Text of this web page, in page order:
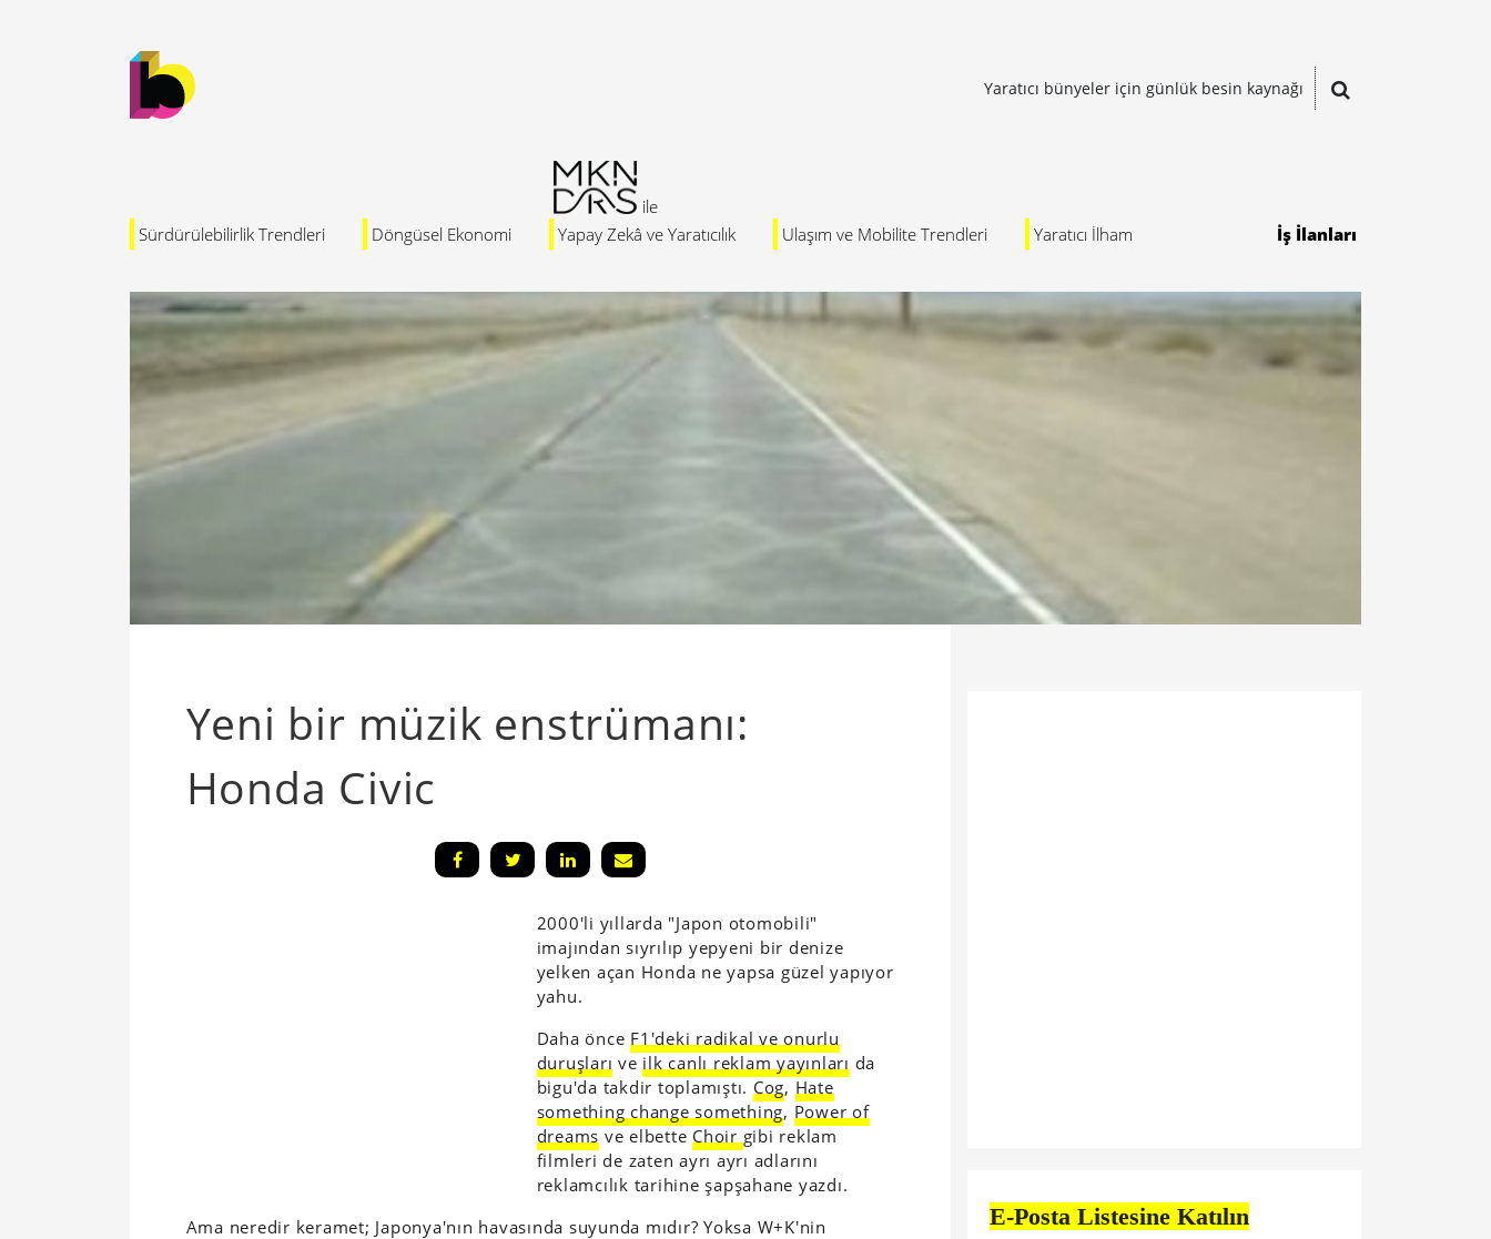
Yaratıcı bünyeler için günlük besin kaynağı
Sürdürülebilirlik Trendleri Döngüsel Ekonomi Yapay Zekâ ve Yaratıcılık Ulaşım ve Mobilite Trendleri Yaratıcı İlham İş İlanları
Yeni bir müzik enstrümanı:
Honda Civic
2000'li yıllarda "Japon otomobili"
imajından sıyrılıp yepyeni bir denize
yelken açan Honda ne yapsa güzel yapıyor
yahu.
Daha önce F1'deki radikal ve onurlu
duruşları ve ilk canlı reklam yayınları da
bigu'da takdir toplamıştı. Cog, Hate
something change something, Power of
dreams ve elbette Choir gibi reklam
filmleri de zaten ayrı ayrı adlarını
reklamcılık tarihine şapşahane yazdı.
Ama neredir keramet; Japonya'nın havasında suyunda mıdır? Yoksa W+K'nin
E-Posta Listesine Katılın